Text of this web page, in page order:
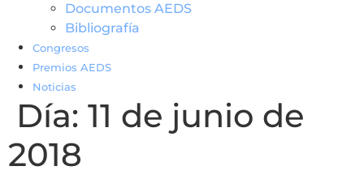
Documentos AEDS
Bibliografía
Congresos
Premios AEDS
Noticias
Día: 11 de junio de
2018